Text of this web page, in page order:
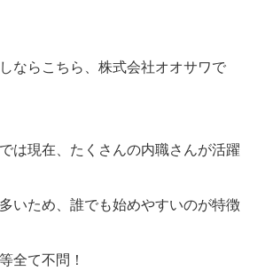
ならこちら、株式会社オオサワで
は現在、たくさんの内職さんが活躍
いため、誰でも始めやすいのが特徴
全て不問！